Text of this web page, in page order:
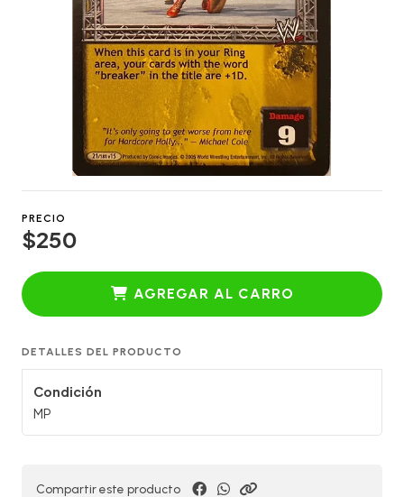
PRECIO
$250
AGREGAR AL CARRO
DETALLES DEL PRODUCTO
Condición
MP
Compartir este producto